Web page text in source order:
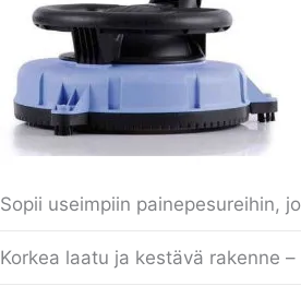
Sopii useimpiin painepesureihin,
Korkea laatu ja kestävä rakenne